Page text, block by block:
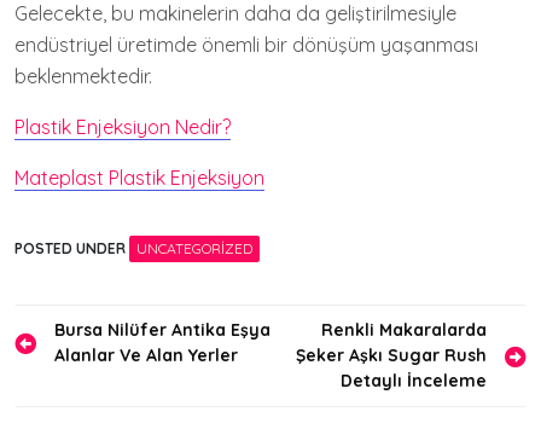
Gelecekte, bu makinelerin daha da geliştirilmesiyle
endüstriyel üretimde önemli bir dönüşüm yaşanması
beklenmektedir.
Plastik Enjeksiyon Nedir?
Mateplast Plastik Enjeksiyon
POSTED UNDER UNCATEGORIZED
Yazı
gezinmesi
Bursa Nilüfer Antika Eşya
Alanlar Ve Alan Yerler
Renkli Makaralarda
Şeker Aşkı Sugar Rush
Detaylı İnceleme